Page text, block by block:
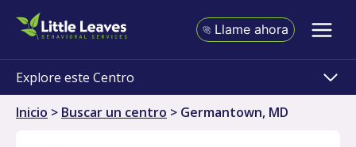
Llame ahora
Explore este Centro
Inicio > Buscar un centro > Germantown, MD